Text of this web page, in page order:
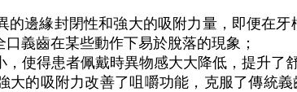
的邊緣封閉性和強大的吸附力量，即便在
義齒在某些動作下易於脫落的現象；
使得患者佩戴時異物感大大降低，提升了
大的吸附力改善了咀嚼功能，克服了傳統